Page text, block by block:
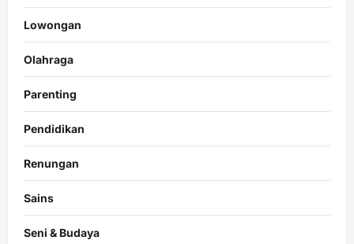
Lowongan
Olahraga
Parenting
Pendidikan
Renungan
Sains
Seni & Budaya